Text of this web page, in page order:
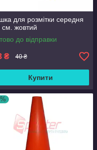
для розмітки середня
см. жовтий
до відправки
₴ 40 ₴
Купити